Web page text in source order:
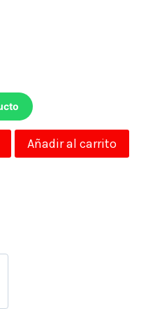
Añadir al carrito